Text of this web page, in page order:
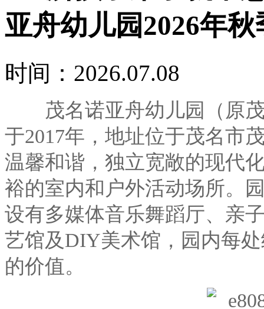
亚舟幼儿园2026年
时间：2026.07.08
茂名诺亚舟幼儿园（原茂
于2017年，地址位于茂名市
温馨和谐，独立宽敞的现代
裕的室内和户外活动场所。
设有多媒体音乐舞蹈厅、亲
艺馆及DIY美术馆，园内每
的价值。